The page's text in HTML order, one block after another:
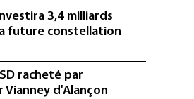
3,4 milliards
future constellation
racheté par
d'Alançon